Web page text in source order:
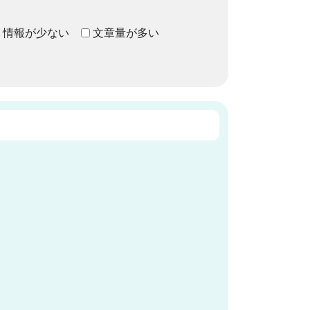
情報が少ない 文章量が多い